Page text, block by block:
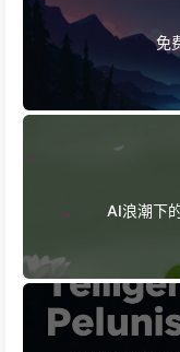
免
AI浪潮下